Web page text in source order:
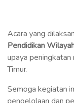
Acara yang
Pendidikan
upaya peningkatan
Timur.
Semoga kegiatan
pengelolaan dan